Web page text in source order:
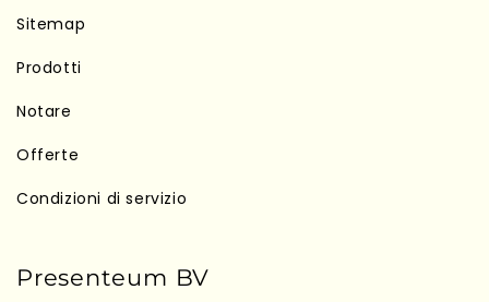
Sitemap
Prodotti
Notare
Offerte
Condizioni di servizio
Presenteum BV